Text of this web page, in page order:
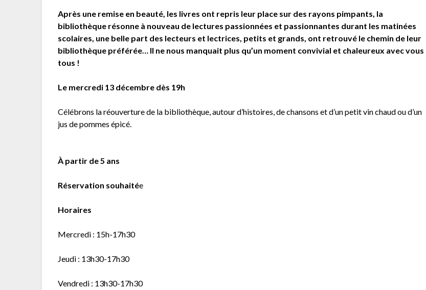
Après une remise en beauté, les livres ont repris leur place sur des rayons pimpants, la
bibliothèque résonne à nouveau de lectures passionnées et passionnantes durant les matinées
scolaires, une belle part des lecteurs et lectrices, petits et grands, ont retrouvé le chemin de leur
bibliothèque préférée… Il ne nous manquait plus qu’un moment convivial et chaleureux avec vous
tous !
Le mercredi 13 décembre dès 19h
Célébrons la réouverture de la bibliothèque, autour d’histoires, de chansons et d’un petit vin chaud ou d’un
jus de pommes épicé.
À partir de 5 ans
Réservation souhaitée
Horaires
Mercredi : 15h-17h30
Jeudi : 13h30-17h30
Vendredi : 13h30-17h30